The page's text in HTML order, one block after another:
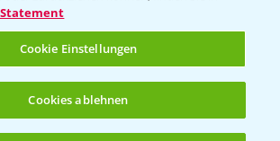
Cookie Einstellungen
Cookies ablehnen